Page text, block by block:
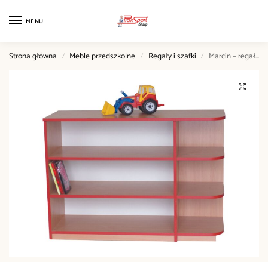
MENU
Strona główna / Meble przedszkolne / Regały i szafki / Marcin – regał z półkami